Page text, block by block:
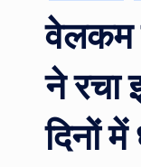
वेलकम
ने रचा
दिनों